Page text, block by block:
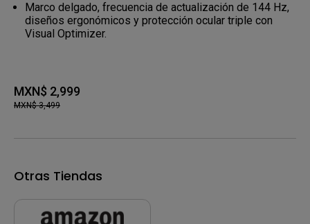
Marco delgado, frecuencia de actualización de 144 Hz,
diseños ergonómicos y protección ocular triple con
Visual Optimizer.
MXN$ 2,999
MXN$ 3,499
Otras Tiendas